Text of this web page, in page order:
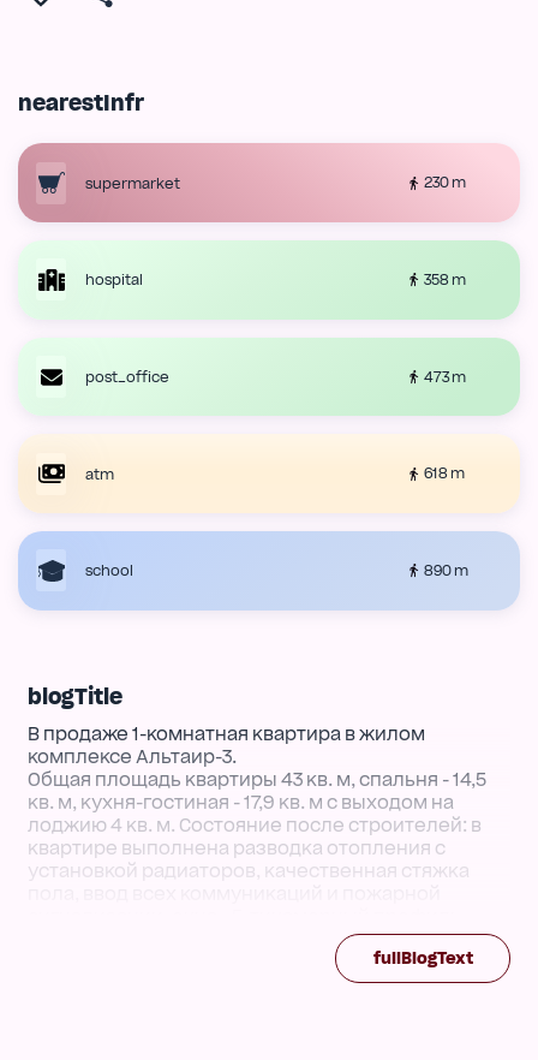
nearestInfr
supermarket 230 m
hospital 358 m
post_office 473 m
atm 618 m
school 890 m
blogTitle
В продаже 1-комнатная квартира в жилом
комплексе Альтаир-3.
Общая площадь квартиры 43 кв. м, спальня - 14,5
кв. м, кухня-гостиная - 17,9 кв. м с выходом на
лоджию 4 кв. м. Состояние после строителей: в
квартире выполнена разводка отопления с
установкой радиаторов, качественная стяжка
Очень хороший вариант для тех, кто хочет
воплотить свои дизайнерские идеи в жизнь.
Комплекс расположен современном спальном
fullBlogText